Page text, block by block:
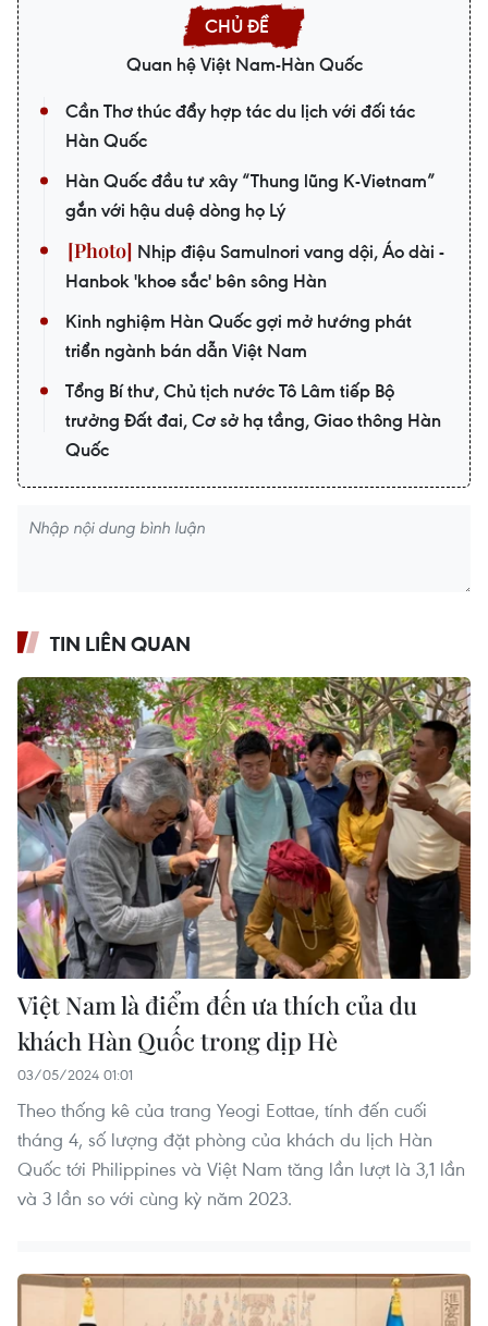
Quan hệ Việt Nam-Hàn Quốc
Cần Thơ thúc đẩy hợp tác du lịch với đối tác
Hàn Quốc
Hàn Quốc đầu tư xây “Thung lũng K-Vietnam”
gắn với hậu duệ dòng họ Lý
Nhịp điệu Samulnori vang dội, Áo dài -
Hanbok 'khoe sắc' bên sông Hàn
Kinh nghiệm Hàn Quốc gợi mở hướng phát
triển ngành bán dẫn Việt Nam
Tổng Bí thư, Chủ tịch nước Tô Lâm tiếp Bộ
trưởng Đất đai, Cơ sở hạ tầng, Giao thông Hàn
Quốc
TIN LIÊN QUAN
Việt Nam là điểm đến ưa thích của du
khách Hàn Quốc trong dịp Hè
03/05/2024 01:01
Theo thống kê của trang Yeogi Eottae, tính đến cuối
tháng 4, số lượng đặt phòng của khách du lịch Hàn
Quốc tới Philippines và Việt Nam tăng lần lượt là 3,1 lần
và 3 lần so với cùng kỳ năm 2023.